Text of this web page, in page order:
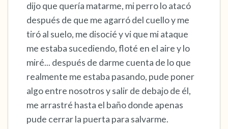
dijo que quería matarme, mi perro lo atacó
después de que me agarró del cuello y me
tiró al suelo, me disocié y vi que mi ataque
me estaba sucediendo, floté en el aire y lo
miré... después de darme cuenta de lo que
realmente me estaba pasando, pude poner
algo entre nosotros y salir de debajo de él,
me arrastré hasta el baño donde apenas
pude cerrar la puerta para salvarme.
(cuenta hasta 3). Ahora abre los ojos y mira a
tu alrededor. Nombra lo siguiente en voz
alta:
5 – cosas que puedes ver (puedes mirar
dentro de la habitación y por la ventana)
4 – cosas que puedes sentir (¿qué hay frente
a ti que puedas tocar?)